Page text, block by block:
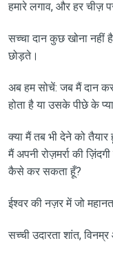
हमारे लगाव, और हर चीज़
सच्चा दान कुछ खोना नहीं
छोड़ते।
अब हम सोचें: जब मैं दान
होता है या उसके पीछे के
क्या मैं तब भी देने को
मैं अपनी रोज़मर्रा की
कैसे कर सकता हूँ?
ईश्वर की नज़र में जो
सच्ची उदारता शांत,